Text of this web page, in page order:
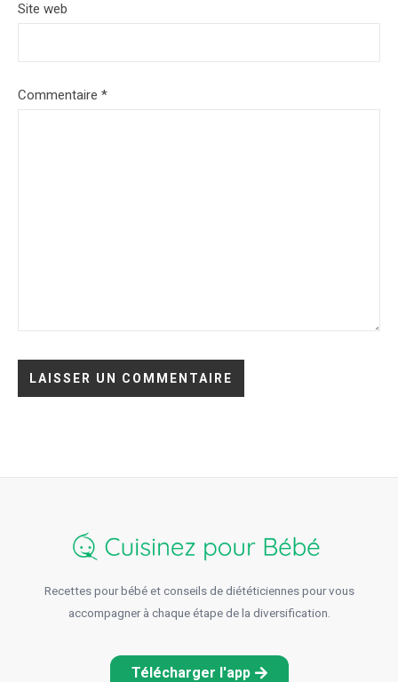
Site web
Commentaire *
Recettes pour bébé et conseils de diététiciennes pour vous
accompagner à chaque étape de la diversification.
Télécharger l'app